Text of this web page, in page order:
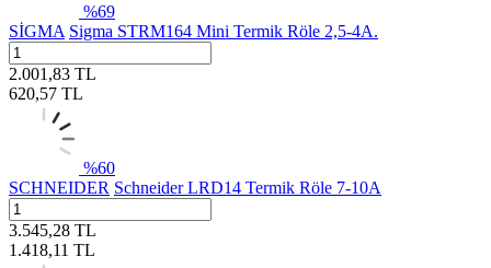
%69
SİGMA Sigma STRM164 Mini Termik Röle 2,5-4A.
2.001,83 TL
620,57 TL
%60
SCHNEIDER Schneider LRD14 Termik Röle 7-10A
3.545,28 TL
1.418,11 TL